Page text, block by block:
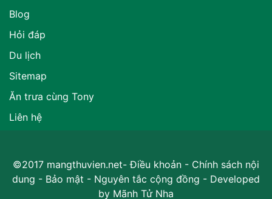
Blog
Hỏi đáp
Du lịch
Sitemap
Ăn trưa cùng Tony
Liên hệ
©2017 mangthuvien.net-Điều khoản - Chính sách nội
dung - Bảo mật - Nguyên tắc cộng đồng - Developed
by Mãnh Tử Nha